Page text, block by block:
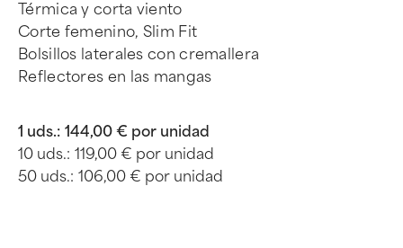
Térmica y corta viento
Corte femenino, Slim Fit
Bolsillos laterales con cremallera
Reflectores en las mangas
1 uds.: 144,00 € por unidad
10 uds.: 119,00 € por unidad
50 uds.: 106,00 € por unidad